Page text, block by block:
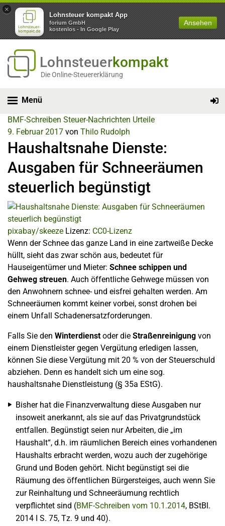
×
Lohnsteuer kompakt App
forium GmbH
kostenlos - In Google Play
Ansehen
Lohnsteuerkompakt
Die Online-Steuererklärung
Menü
BMF-Schreiben Steuer-Nachrichten Urteile
9. Februar 2017 von Thilo Rudolph
Haushaltsnahe Dienste:
Ausgaben für Schneeräumen
steuerlich begünstigt
pixabay/skeeze Lizenz: CC0-Lizenz
Wenn der Schnee das ganze Land in eine zartweiße Decke
hüllt, sieht das zwar schön aus, bedeutet für
Hauseigentümer und Mieter: Schnee schippen und
Gehweg streuen. Auch öffentliche Gehwege müssen von
den Anwohnern schnee- und eisfrei gehalten werden. Am
Schneeräumen kommt keiner vorbei, sonst drohen bei
einem Unfall Schadenersatzforderungen.
Falls Sie den Winterdienstoder die Straßenreinigung von
einem Dienstleister gegen Vergütung erledigen lassen,
können Sie diese Vergütung mit 20 % von der Steuerschuld
abziehen. Denn es handelt sich um eine sog.
haushaltsnahe Dienstleistung (§ 35a EStG).
Bisher hat die Finanzverwaltung diese Ausgaben nur
insoweit anerkannt, als sie auf das Privatgrundstück
entfallen. Begünstigt seien nur Arbeiten, die „im
Haushalt“, d.h. im räumlichen Bereich eines vorhandenen
Haushalts erbracht werden, wozu auch der zugehörige
Grund und Boden gehört. Nicht begünstigt sei die
Räumung des öffentlichen Bürgersteiges, auch wenn Sie
zur Reinhaltung und Schneeräumung rechtlich
verpflichtet sind (BMF-Schreiben vom 10.1.2014, BStBl.
2014 I S. 75, Tz. 9 und 40).